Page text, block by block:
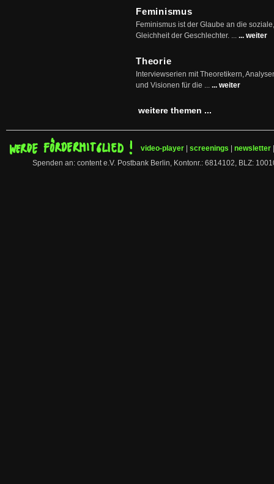
Feminismus
Feminismus ist der Glaube an die
Gleichheit der Geschlechter. ... ... weiter
Theorie
Interviewserien mit Theoretikern,
und Visionen für die ... ... weiter
weitere themen ...
video-player screenings newsletter
Spenden an: content e.V. Postbank Berlin, Kontonr.: 6814102, BLZ: